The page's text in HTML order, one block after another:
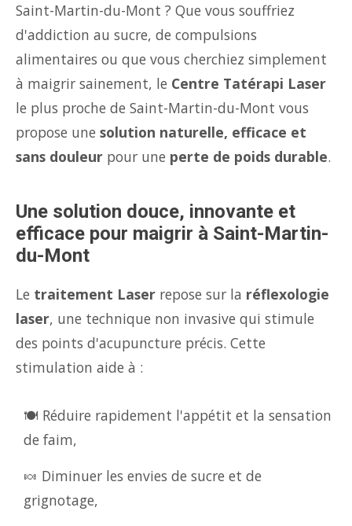
Saint-Martin-du-Mont ? Que vous souffriez
d'addiction au sucre, de compulsions
alimentaires ou que vous cherchiez simplement
à maigrir sainement, le Centre Tatérapi Laser
le plus proche de Saint-Martin-du-Mont vous
propose une solution naturelle, efficace et
sans douleur pour une perte de poids durable.
Une solution douce, innovante et
efficace pour maigrir à Saint-Martin-
du-Mont
Le traitement Laser repose sur la réflexologie
laser, une technique non invasive qui stimule
des points d'acupuncture précis. Cette
stimulation aide à :
🍽️ Réduire rapidement l'appétit et la sensation
de faim,
🍬 Diminuer les envies de sucre et de
grignotage,